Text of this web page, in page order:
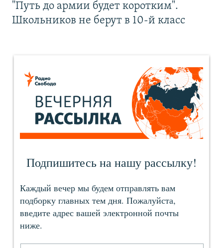
"Путь до армии будет коротким".
Школьников не берут в 10-й класс